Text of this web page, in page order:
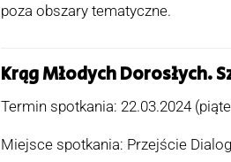
poza obszary tematyczne.
Krąg Młodych Dorosłych.
Termin spotkania: 22.03.2024
Miejsce spotkania: Przejście